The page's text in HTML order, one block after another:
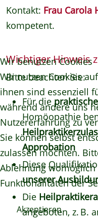
Kontakt: Frau Carola
kompetent.
Wichtiger Hinweis
Bitte beachten Sie:
Für die
Homöopathie
Approbation
Diese
unserer
Die
angeboten, z. B.
Wir benutzen Cookies
Wir nutzen Cookies
ihnen sind essenziell
während andere uns
Nutzererfahrung zu
Sie können selbst
zulassen möchten.
Ablehnung
Funktionalitäten der
Akzeptieren